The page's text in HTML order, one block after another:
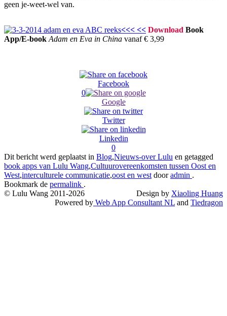
geen je-weet-wel van.
<<< << Download Book
App/E-book Adam en Eva in China vanaf € 3,99
Facebook
0
Google
Twitter
Linkedin
0
Dit bericht werd geplaatst in Blog,Nieuws-over Lulu en getagged
book apps van Lulu Wang,Cultuurovereenkomsten tussen Oost en
West,interculturele communicatie,oost en west dooradmin .
Bookmark de permalink .
© Lulu Wang 2011-2026
Design by Xiaoling Huang
Powered by Web App Consultant NL and Tiedragon